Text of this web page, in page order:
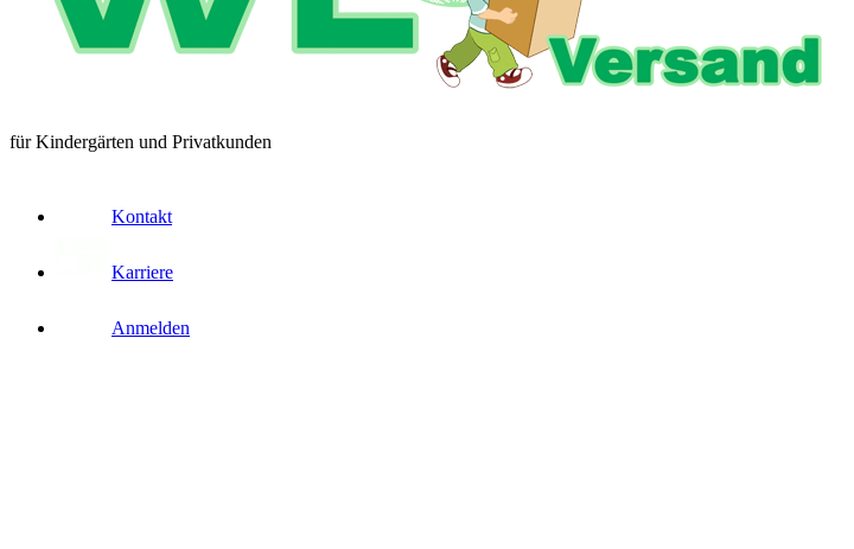
für Kindergärten und Privatkunden
Kontakt
Karriere
Anmelden